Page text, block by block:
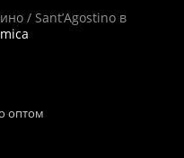
/ Sant’Agostino в
оптом